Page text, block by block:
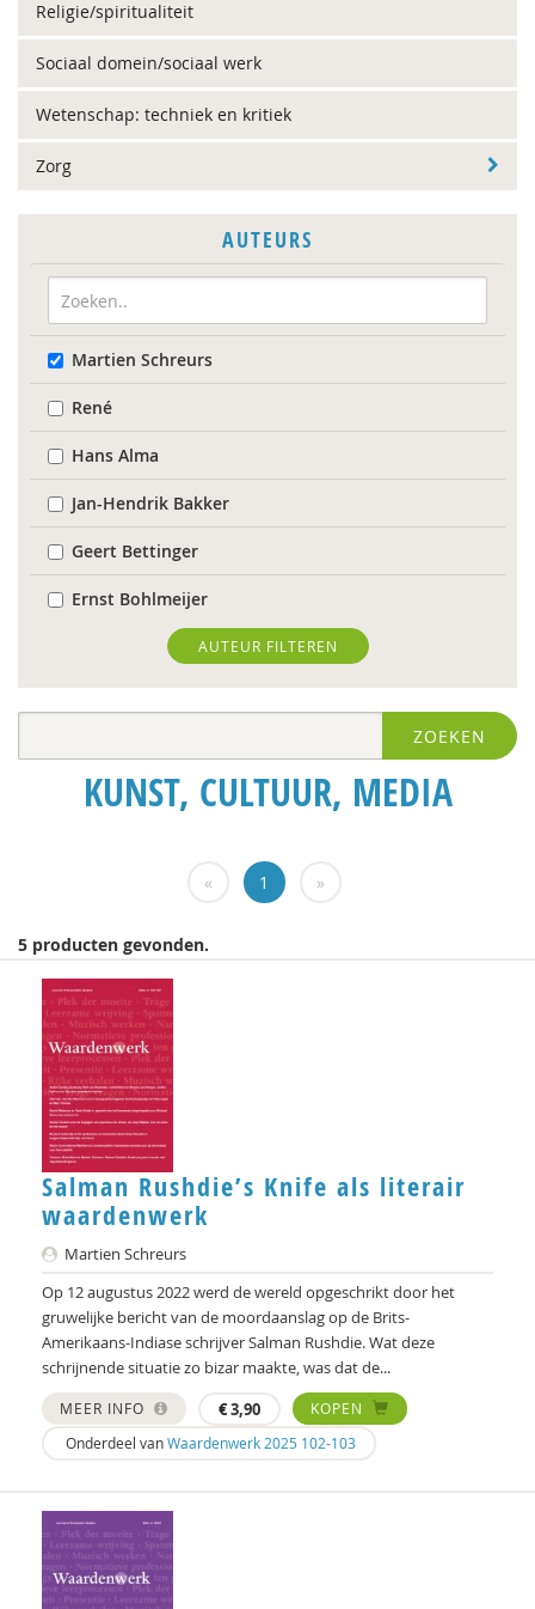
Religie/spiritualiteit
Sociaal domein/sociaal werk
Wetenschap: techniek en kritiek
Zorg
AUTEURS
Martien Schreurs
René
Hans Alma
Jan-Hendrik Bakker
Geert Bettinger
Ernst Bohlmeijer
Jolande Bource
Xannah Brohm
Aishlinn Bruinja
Isolde de Groot
Michiel de Ronde
Imar de Vries
Frederique Demeijer
Allard den Dulk
Hanke Drop
Koen Duivenvoorde
Vincent Feith
Marjorieke Glaudemans
Kees Greven
Jan IJzermans
Femke Kaulingfreks
Lonneke Knegtel
Rinske Koehorst
AUTEUR FILTEREN
ZOEKEN
KUNST, CULTUUR, MEDIA
« 1 »
5 producten gevonden.
Salman Rushdie’s Knife als literair
waardenwerk
Martien Schreurs
Op 12 augustus 2022 werd de wereld opgeschrikt door het
gruwelijke bericht van de moordaanslag op de Brits-
Amerikaans-Indiase schrijver Salman Rushdie. Wat deze
schrijnende situatie zo bizar maakte, was dat de...
MEER INFO €3,90
KOPEN
Onderdeel vanWaardenwerk 2025 102-103